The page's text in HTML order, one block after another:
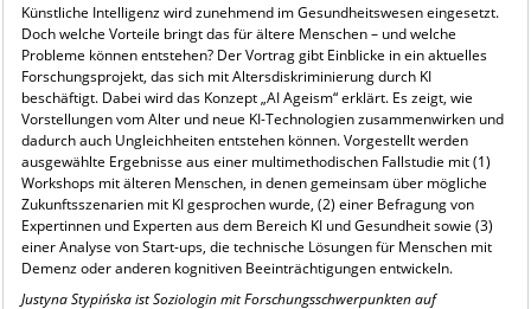
KLINISCHES ETHIKKOMITEE (KEK)
Künstliche Intelligenz wird zunehmend im Gesundheitswesen eingesetzt.
Doch welche Vorteile bringt das für ältere Menschen – und welche
Probleme können entstehen? Der Vortrag gibt Einblicke in ein aktuelles
Forschungsprojekt, das sich mit Altersdiskriminierung durch KI
beschäftigt. Dabei wird das Konzept „AI Ageism“ erklärt. Es zeigt, wie
Vorstellungen vom Alter und neue KI-Technologien zusammenwirken und
dadurch auch Ungleichheiten entstehen können. Vorgestellt werden
ausgewählte Ergebnisse aus einer multimethodischen Fallstudie mit (1)
Workshops mit älteren Menschen, in denen gemeinsam über mögliche
Zukunftsszenarien mit KI gesprochen wurde, (2) einer Befragung von
Expertinnen und Experten aus dem Bereich KI und Gesundheit sowie (3)
einer Analyse von Start-ups, die technische Lösungen für Menschen mit
Demenz oder anderen kognitiven Beeinträchtigungen entwickeln.
Justyna Stypińska ist Soziologin mit Forschungsschwerpunkten auf